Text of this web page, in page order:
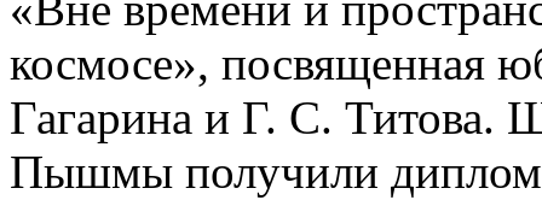
космосе», посвященная
Гагарина и Г. С. Титова.
Пышмы получили